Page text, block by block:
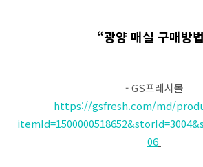
“광양 매실 구매방
- GS프레시몰
https://gsfresh.com/md/
06